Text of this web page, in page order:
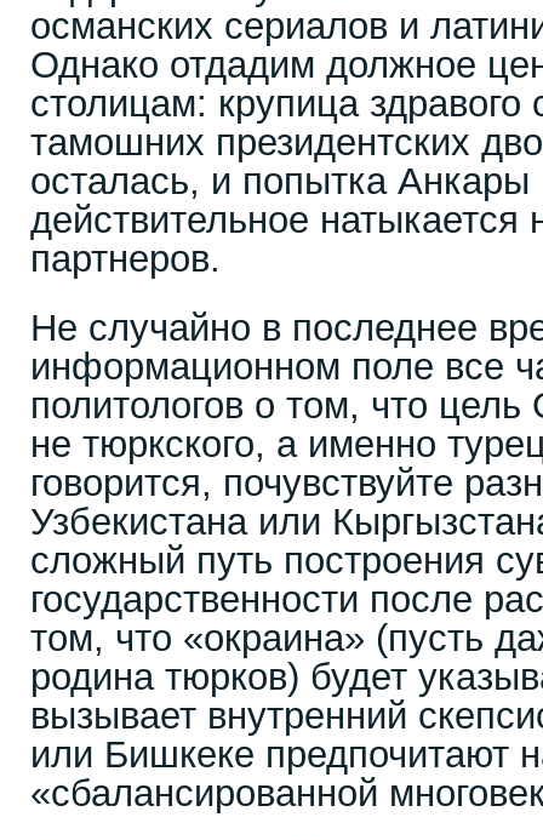
османских сериалов и
Однако отдадим должное
столицам: крупица
тамошних президентских
осталась, и попытка
действительное натыкается
партнеров.
Не случайно в последнее
информационном поле все
политологов о том, что
не тюркского, а именно
говорится, почувствуйте
Узбекистана или
сложный путь построения
государственности после
том, что «окраина» (пусть
родина тюрков) будет
вызывает внутренний
или Бишкеке предпочитают
«сбалансированной